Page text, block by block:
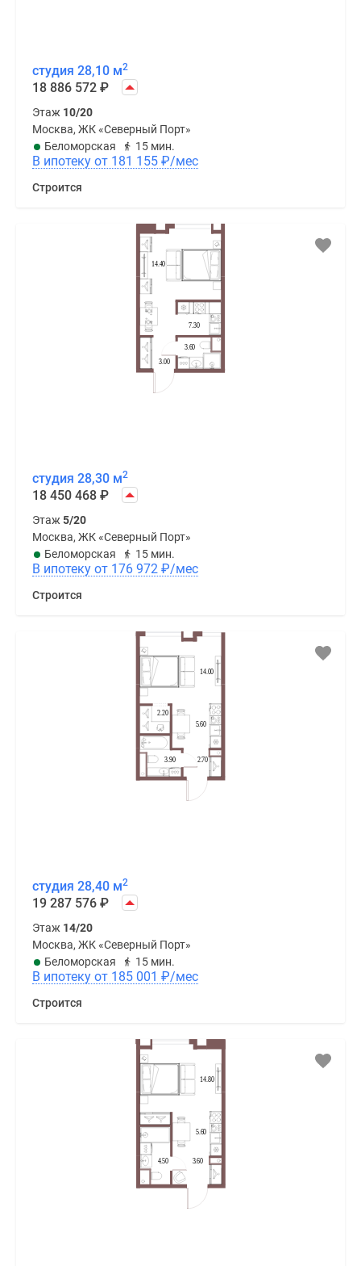
студия 28,10 м2
18 886 572 ₽
Этаж 10/20
Москва, ЖК «Северный Порт»
Беломорская
15 мин.
В ипотеку от 181 155 ₽/мес
Строится
студия 28,30 м2
18 450 468 ₽
Этаж5/20
Москва, ЖК «Северный Порт»
Беломорская
15 мин.
В ипотеку от 176 972 ₽/мес
Строится
студия 28,40 м2
19 287 576 ₽
Этаж 14/20
Москва, ЖК «Северный Порт»
Беломорская
15 мин.
В ипотеку от 185 001 ₽/мес
Строится